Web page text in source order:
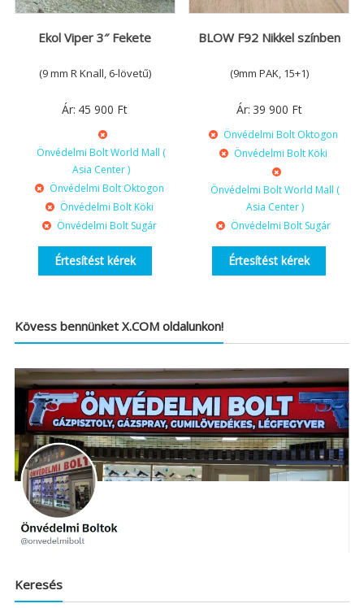
Ekol Viper 3″ Fekete
(9 mm R Knall, 6-lövetű)
Ár: 45 900 Ft
Önvédelmi Bolt World Mall (
Asia Center )
Önvédelmi Bolt Oktogon
Önvédelmi Bolt Köki
Önvédelmi Bolt Sugár
Értesítést kérek
BLOW F92 Nikkel színben
(9mm PAK, 15+1)
Ár: 39 900 Ft
Önvédelmi Bolt Oktogon
Önvédelmi Bolt Köki
Önvédelmi Bolt World Mall (
Asia Center )
Önvédelmi Bolt Sugár
Értesítést kérek
Kövess bennünket X.COM oldalunkon!
Keresés